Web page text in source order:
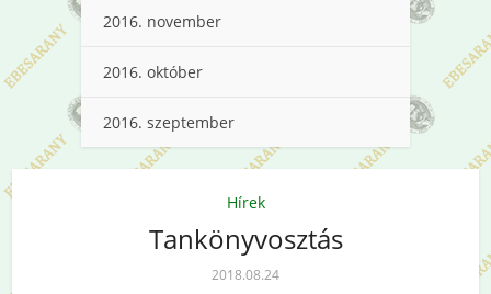
2016. november
2016. október
2016. szeptember
Hírek
Tankönyvosztás
2018.08.24